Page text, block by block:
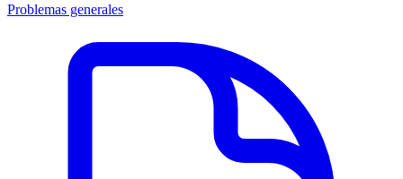
Problemas generales